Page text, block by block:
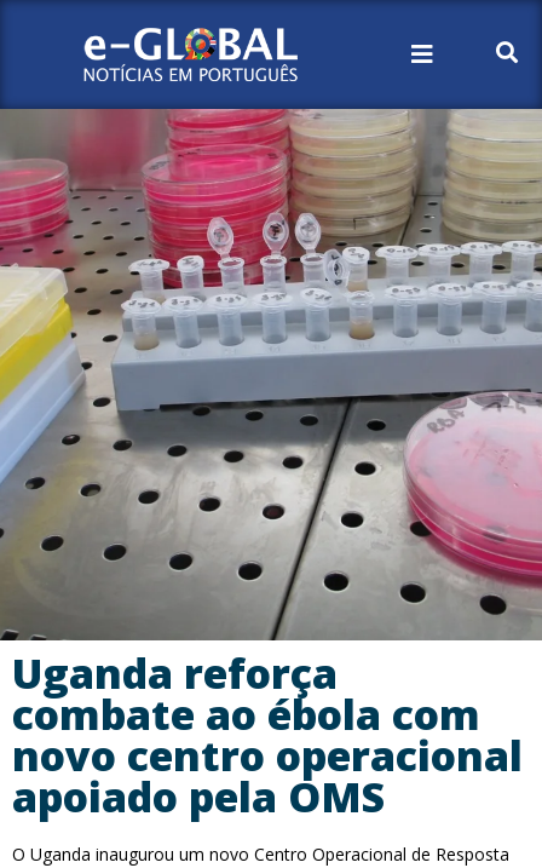
Uganda reforça
combate ao ébola com
novo centro operacional
apoiado pela OMS
O Uganda inaugurou um novo Centro Operacional de Resposta